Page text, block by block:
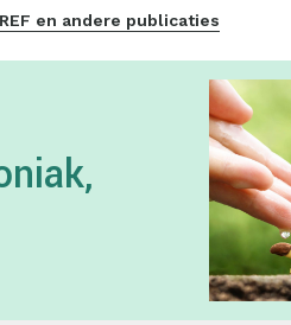
en andere publicaties